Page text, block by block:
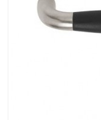
AKTUALNOSCI